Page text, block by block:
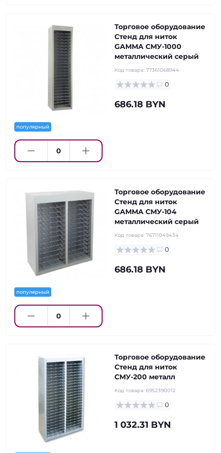
популярный
Торговое оборудование
Стенд для ниток
GAMMA СМУ-1000
металлический серый
Код товара: 77361068944
0
686.18 BYN
популярный
Торговое оборудование
Стенд для ниток
GAMMA СМУ-104
металлический серый
Код товара: 76711049434
0
686.18 BYN
Торговое оборудование
Стенд для ниток
СМУ-200 металл
Код товара: 6952390012
0
1 032.31 BYN